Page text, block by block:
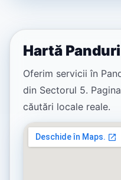
Hartă
Oferim servicii în
din Sectorul 5.
căutări locale reale.